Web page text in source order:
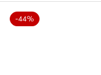
-44%